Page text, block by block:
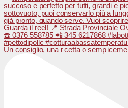
Un consiglio, una ricetta o